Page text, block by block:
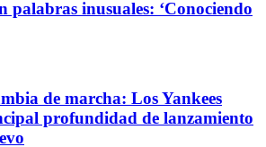
palabras inusuales: ‘Conociendo
de marcha: Los Yankees
profundidad de lanzamiento